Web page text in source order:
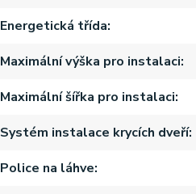
Energetická třída
Maximální výška pro instalaci
Maximální šířka pro instalaci
Systém instalace krycích dveří
Police na láhve